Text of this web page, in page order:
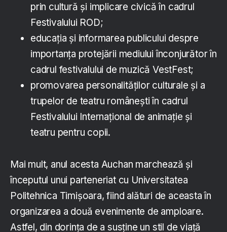
prin cultură și implicare civică în cadrul
Festivalului ROD;
educația și informarea publicului despre
importanța protejării mediului înconjurător în
cadrul festivalului de muzică VestFest;
promovarea personalităților culturale și a
trupelor de teatru românești în cadrul
Festivalului Internațional de animație și
teatru pentru copii.
Mai mult, anul acesta Auchan marchează și
începutul unui parteneriat cu Universitatea
Politehnica Timișoara, fiind alături de aceasta în
organizarea a două evenimente de amploare.
Astfel, din dorința de a susține un stil de viață